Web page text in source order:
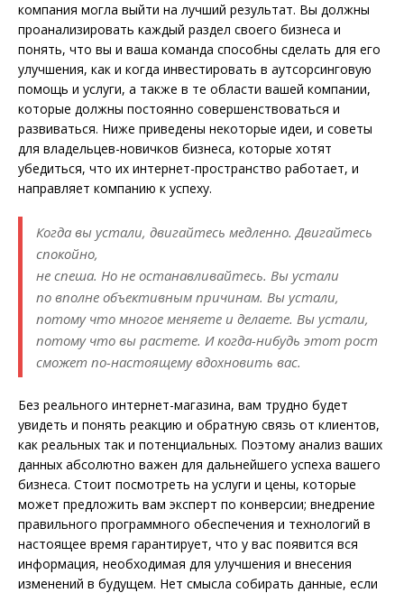
компания могла выйти на лучший результат. Вы должны
проанализировать каждый раздел своего бизнеса и
понять, что вы и ваша команда способны сделать для его
улучшения, как и когда инвестировать в аутсорсинговую
помощь и услуги, а также в те области вашей компании,
которые должны постоянно совершенствоваться и
развиваться. Ниже приведены некоторые идеи, и советы
для владельцев-новичков бизнеса, которые хотят
убедиться, что их интернет-пространство работает, и
направляет компанию к успеху.
Когда вы устали, двигайтесь медленно. Двигайтесь
спокойно,
не спеша. Но не останавливайтесь. Вы устали
по вполне объективным причинам. Вы устали,
потому что многое меняете и делаете. Вы устали,
потому что вы растете. И когда-нибудь этот рост
сможет по-настоящему вдохновить вас.
Без реального интернет-магазина, вам трудно будет
увидеть и понять реакцию и обратную связь от клиентов,
как реальных так и потенциальных. Поэтому анализ ваших
данных абсолютно важен для дальнейшего успеха вашего
бизнеса. Стоит посмотреть на услуги и цены, которые
может предложить вам эксперт по конверсии; внедрение
правильного программного обеспечения и технологий в
настоящее время гарантирует, что у вас появится вся
информация, необходимая для улучшения и внесения
изменений в будущем. Нет смысла собирать данные, если